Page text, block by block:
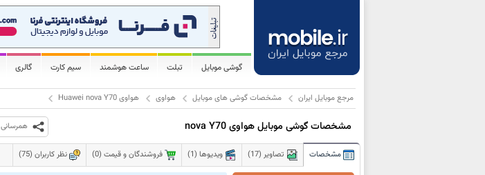
گوشی موبایل تبلت ساعت هوشمند سیم کارت گالری
مرجع موبایل ایران مشخصات گوشی های موبایل هواوی هواوی Huawei nova Y70
مشخصات گوشی موبایل هواوی nova Y70 همرسانی
مشخصات تصاویر (17) ویدیوها (1) فروشندگان و قیمت (0) نظر کاربران (75)